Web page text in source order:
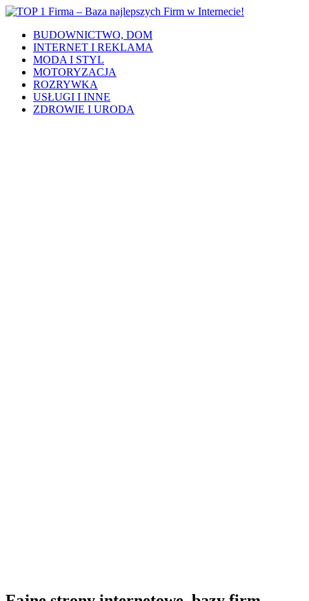
BUDOWNICTWO, DOM
INTERNET I REKLAMA
MODA I STYL
MOTORYZACJA
ROZRYWKA
USŁUGI I INNE
ZDROWIE I URODA